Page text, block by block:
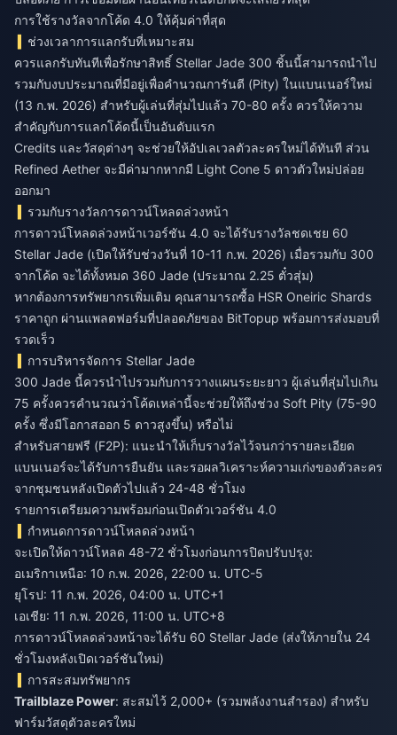
การใช้รางวัลจากโค้ด 4.0 ให้คุ้มค่าที่สุด
ช่วงเวลาการแลกรับที่เหมาะสม
ควรแลกรับทันทีเพื่อรักษาสิทธิ์ Stellar Jade 300 ชิ้นนี้สามารถนำไป
รวมกับงบประมาณที่มีอยู่เพื่อคำนวณการันตี (Pity) ในแบนเนอร์ใหม่
(13 ก.พ. 2026) สำหรับผู้เล่นที่สุ่มไปแล้ว 70-80 ครั้ง ควรให้ความ
สำคัญกับการแลกโค้ดนี้เป็นอันดับแรก
Credits และวัสดุต่างๆ จะช่วยให้อัปเลเวลตัวละครใหม่ได้ทันที ส่วน
Refined Aether จะมีค่ามากหากมี Light Cone 5 ดาวตัวใหม่ปล่อย
ออกมา
รวมกับรางวัลการดาวน์โหลดล่วงหน้า
การดาวน์โหลดล่วงหน้าเวอร์ชัน 4.0 จะได้รับรางวัลชดเชย 60
Stellar Jade (เปิดให้รับช่วงวันที่ 10-11 ก.พ. 2026) เมื่อรวมกับ 300
จากโค้ด จะได้ทั้งหมด 360 Jade (ประมาณ 2.25 ตั๋วสุ่ม)
หากต้องการทรัพยากรเพิ่มเติม คุณสามารถซื้อ HSR Oneiric Shards
ราคาถูก ผ่านแพลตฟอร์มที่ปลอดภัยของ BitTopup พร้อมการส่งมอบที่
รวดเร็ว
การบริหารจัดการ Stellar Jade
300 Jade นี้ควรนำไปรวมกับการวางแผนระยะยาว ผู้เล่นที่สุ่มไปเกิน
75 ครั้งควรคำนวณว่าโค้ดเหล่านี้จะช่วยให้ถึงช่วง Soft Pity (75-90
ครั้ง ซึ่งมีโอกาสออก 5 ดาวสูงขึ้น) หรือไม่
สำหรับสายฟรี (F2P): แนะนำให้เก็บรางวัลไว้จนกว่ารายละเอียด
แบนเนอร์จะได้รับการยืนยัน และรอผลวิเคราะห์ความเก่งของตัวละคร
จากชุมชนหลังเปิดตัวไปแล้ว 24-48 ชั่วโมง
รายการเตรียมความพร้อมก่อนเปิดตัวเวอร์ชัน 4.0
กำหนดการดาวน์โหลดล่วงหน้า
จะเปิดให้ดาวน์โหลด 48-72 ชั่วโมงก่อนการปิดปรับปรุง:
อเมริกาเหนือ: 10 ก.พ. 2026, 22:00 น. UTC-5
ยุโรป: 11 ก.พ. 2026, 04:00 น. UTC+1
เอเชีย: 11 ก.พ. 2026, 11:00 น. UTC+8
การดาวน์โหลดล่วงหน้าจะได้รับ 60 Stellar Jade (ส่งให้ภายใน 24
ชั่วโมงหลังเปิดเวอร์ชันใหม่)
การสะสมทรัพยากร
Trailblaze Power: สะสมไว้ 2,000+ (รวมพลังงานสำรอง) สำหรับ
ฟาร์มวัสดุตัวละครใหม่